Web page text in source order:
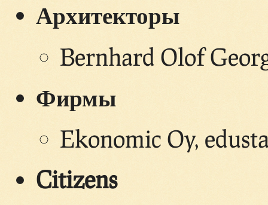
Архитекторы
Bernhard Olof
Фирмы
Ekonomic Oy,
Citizens